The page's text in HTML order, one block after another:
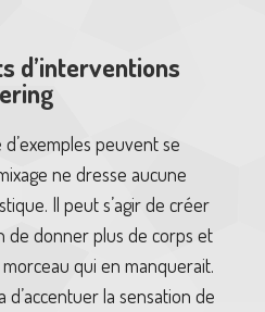
d’interventions
peuvent se
ne dresse aucune
Il peut s’agir de créer
de donner plus de corps et
morceau qui en manquerait.
d’accentuer la sensation de